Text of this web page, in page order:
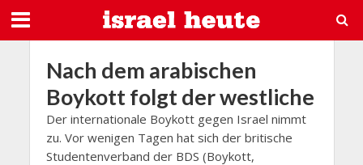
Nach dem arabischen
Boykott folgt der westliche
Der internationale Boykott gegen Israel nimmt
zu. Vor wenigen Tagen hat sich der britische
Studentenverband der BDS (Boykott,